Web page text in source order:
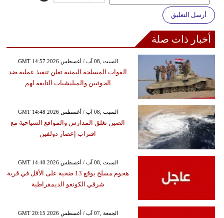
أرسل التعليق
أخبار ذات صلة
GMT 14:57 2026 السبت ,08 آب / أغسطس
القوات المسلحة اليمنية تعلن تنفيذ عملية ضد
الحوثيين والميليشيات التابعة لهم
GMT 14:48 2026 السبت ,08 آب / أغسطس
الصين تغلق المدارس والمواقع السياحية مع
اقتراب إعصار دولفين
GMT 14:40 2026 السبت ,08 آب / أغسطس
هجوم مسلح يوقع 13 ضحية على الأقل في قرية
شرقي الكونغو الديمقراطية
GMT 20:15 2026 الجمعة ,07 آب / أغسطس